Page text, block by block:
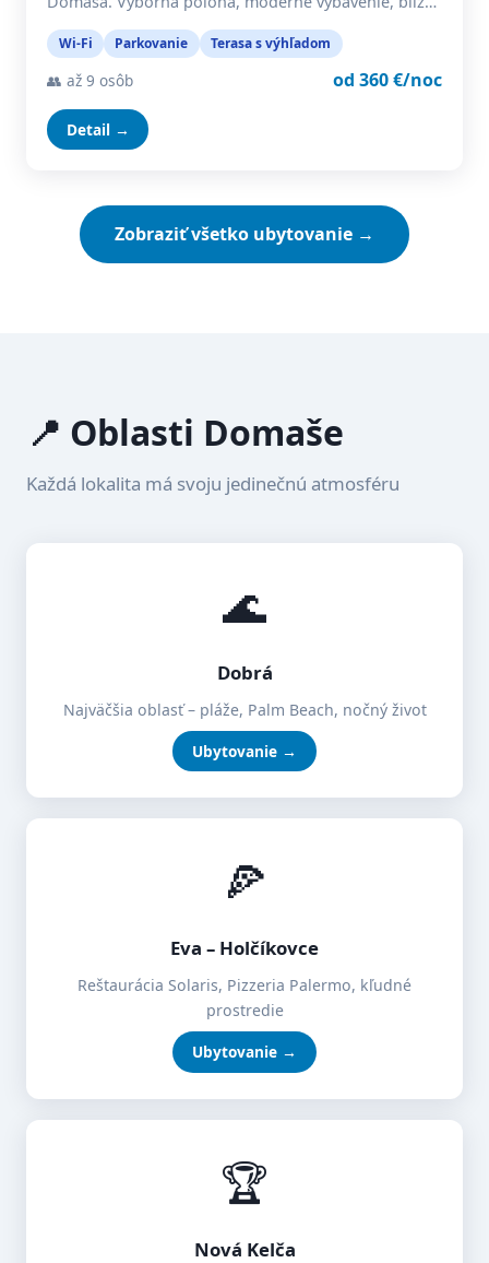
Wi-Fi Parkovanie Terasa s výhľadom
👥 až 9 osôb od 360 €/noc
Detail →
Zobraziť všetko ubytovanie →
📍 Oblasti Domaše
Každá lokalita má svoju jedinečnú atmosféru
🌊
Dobrá
Najväčšia oblasť – pláže, Palm Beach, nočný život
Ubytovanie →
🍕
Eva – Holčíkovce
Reštaurácia Solaris, Pizzeria Palermo, kľudné
prostredie
Ubytovanie →
🏆
Nová Kelča